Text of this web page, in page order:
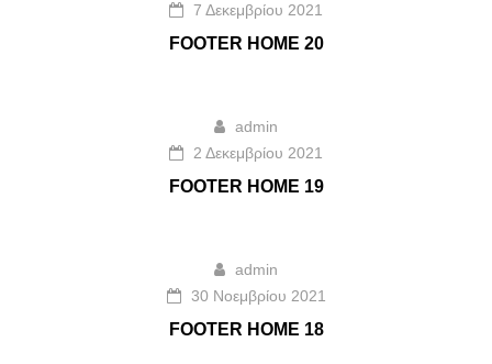
7 Δεκεμβρίου 2021
FOOTER HOME 20
admin
2 Δεκεμβρίου 2021
FOOTER HOME 19
admin
30 Νοεμβρίου 2021
FOOTER HOME 18